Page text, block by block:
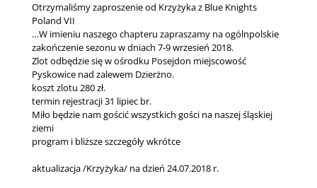
Otrzymaliśmy zaproszenie od Krzyżyka z Blue Knights
Poland VII
…W imieniu naszego chapteru zapraszamy na ogólnpolskie
zakończenie sezonu w dniach 7-9 wrzesień 2018.
Zlot odbędzie się w ośrodku Posejdon miejscowość
Pyskowice nad zalewem Dzierżno.
koszt zlotu 280 zł.
termin rejestracji 31 lipiec br.
Miło będzie nam gościć wszystkich gości na naszej śląskiej
ziemi
program i bliższe szczegóły wkrótce
aktualizacja /Krzyżyka/ na dzień 24.07.2018 r.